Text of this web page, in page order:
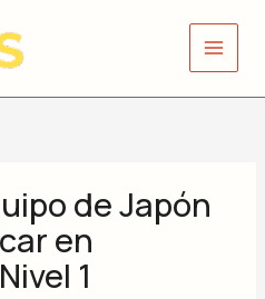
de Japón
en
1